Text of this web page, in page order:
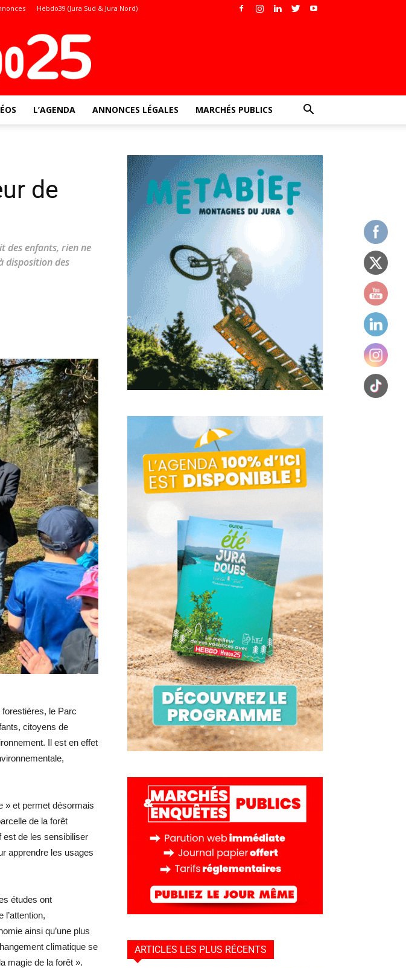
Hebdo39 (Jura Sud & Jura Nord)
:
locale
Hebdo25
L’AGENDA ANNONCES LÉGALES MARCHÉS PUBLICS
de
des enfants, rien ne
disposition des
le Parc
citoyens de
Il est en effet
» et permet désormais
de la forêt
est de les sensibiliser
apprendre les usages
études ont
ainsi qu’une plus
climatique se
magie de la forêt ».
ARTICLES LES PLUS RÉCENTS